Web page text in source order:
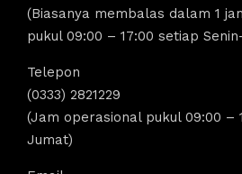
(Biasanya membalas dalam 1
pukul 09:00 – 17:00 setiap
Telepon
(0333) 2821229
(Jam operasional pukul 09:00 –
Jumat)